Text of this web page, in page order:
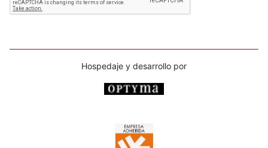
Hospedaje y desarrollo por